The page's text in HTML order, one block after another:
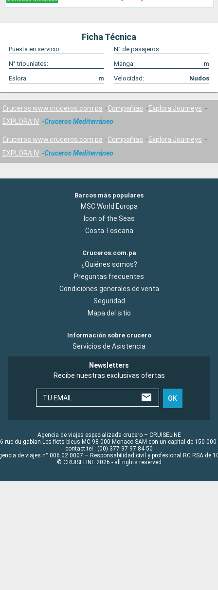
Ficha Técnica
Puesta en servicio:
N° de pasajeros:
N° tripunlates:
Manga:
m
Eslora:
m Velocidad: Nudos
Cruceros www.cruceros.com.pa Compañías
Explora Journeys
EXPLORA IV
Cruceros Mediterráneo
Cruceros www.cruceros.com.pa Compañías
Explora Journeys
EXPLORA IV
Cruceros Mediterráneo
Barcos más populares
MSC World Europa
Icon of the Seas
Costa Toscana
Cruceros.com.pa
¿Quiénes somos?
Preguntas frecuentes
Condiciones generales de venta
Seguridad
Mapa del sitio
Información sobre crucero
Servicios de Asistencia
Newsletters
Recibe nuestras exclusivas ofertas
TU EMAIL OK
Agencia de viajes especializada crucero – CRUISELINE
rue du gabian Les flots bleus MC 98 000 Monaco SAM con un capital de 150 000
contact tel : (00) 377 97 97 84 50
de viajes n° 006 02 0007 – Responsabilidad civil y profesional RC RSA de
© CRUISELINE 2026 - all rights reserved